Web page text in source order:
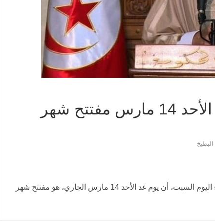
‏مفتي الجمهورية التونسية: الأحد 14 مارس مفتتح شهر
أعلن مفتي الجمهورية التونسية، في بلاغ، أصدره مساء اليوم السبت، أن يوم غد الأحد 14 مارس الجاري، هو مفتتح شهر